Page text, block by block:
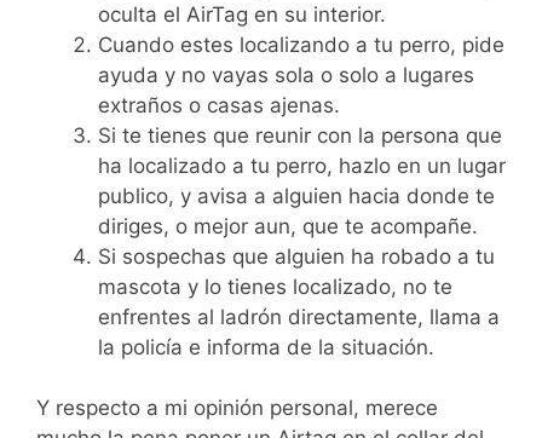
oculta el AirTag en su interior.
Cuando estes localizando a tu perro, pide
ayuda y no vayas sola o solo a lugares
extraños o casas ajenas.
Si te tienes que reunir con la persona que
ha localizado a tu perro, hazlo en un lugar
publico, y avisa a alguien hacia donde te
diriges, o mejor aun, que te acompañe.
Si sospechas que alguien ha robado a tu
mascota y lo tienes localizado, no te
enfrentes al ladrón directamente, llama a
la policía e informa de la situación.
Y respecto a mi opinión personal, merece